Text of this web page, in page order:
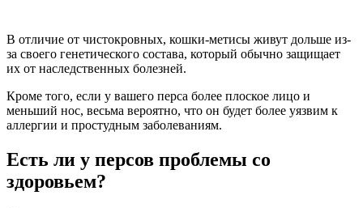
В отличие от чистокровных, кошки-метисы живут дольше из-
за своего генетического состава, который обычно защищает
их от наследственных болезней.
Кроме того, если у вашего перса более плоское лицо и
меньший нос, весьма вероятно, что он будет более уязвим к
аллергии и простудным заболеваниям.
Есть ли у персов проблемы со
здоровьем?